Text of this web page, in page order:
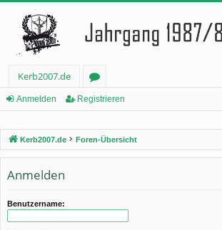
Kerb2007.de
or
Anmelden Registrieren
Kerb2007.de Foren-Übersicht
Anmelden
Benutzername: